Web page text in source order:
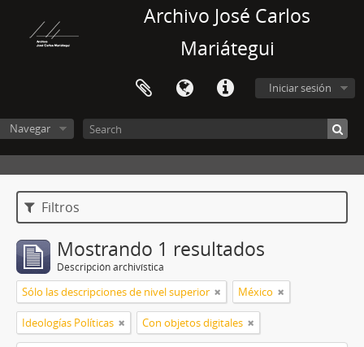
Archivo José Carlos
Mariátegui
Iniciar sesión
Navegar
Filtros
Mostrando 1 resultados
Descripción archivística
Sólo las descripciones de nivel superior México
Ideologías Políticas Con objetos digitales